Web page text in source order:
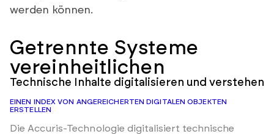
werden können.
Getrennte Systeme
vereinheitlichen
Technische Inhalte digitalisieren und verstehen
EINEN INDEX VON ANGEREICHERTEN DIGITALEN OBJEKTEN
ERSTELLEN
Die Accuris-Technologie digitalisiert technische